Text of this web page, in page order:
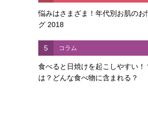
悩みはさまざま！年代別お肌のお
グ 2018
5 コラム
食べると日焼けを起こしやすい！
は？どんな食べ物に含まれる？